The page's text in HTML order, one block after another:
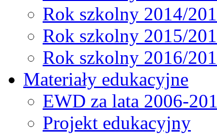
Rok szkolny 2014/
Rok szkolny 2015/
Rok szkolny 2016/
Materiały edukacyjne
EWD za lata 2006-
Projekt edukacyjny